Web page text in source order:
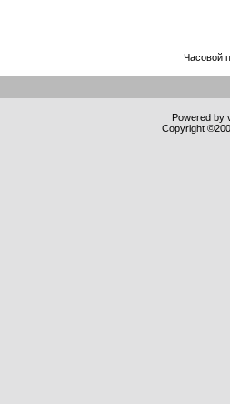
Часовой
Powered by
Copyright